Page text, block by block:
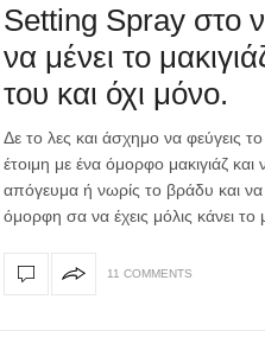
Setting Spray στο
να μένει το
του και όχι μόνο.
Δε το λες και άσχημο να φεύγεις
έτοιμη με ένα όμορφο μακιγιάζ και
απόγευμα ή νωρίς το βράδυ και να
όμορφη σα να έχεις μόλις κάνει το
11 COMMENTS